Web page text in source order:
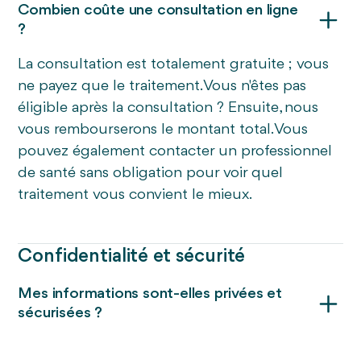
Combien coûte une consultation en ligne
?
La consultation est totalement gratuite ; vous
ne payez que le traitement. Vous n'êtes pas
éligible après la consultation ? Ensuite, nous
vous rembourserons le montant total. Vous
pouvez également contacter un professionnel
de santé sans obligation pour voir quel
traitement vous convient le mieux.
Confidentialité et sécurité
Mes informations sont-elles privées et
sécurisées ?